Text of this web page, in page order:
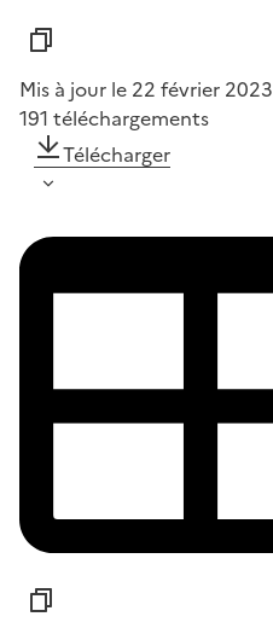
Mis à jour le 22 février 2023
191 téléchargements
Télécharger